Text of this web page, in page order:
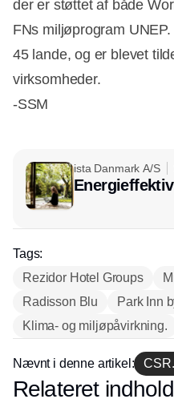
der er støttet af både
FNs miljøprogram
45 lande, og er blevet
virksomheder.
-SSM
ista Danmark A/S
Tags:
Rezidor Hotel Groups
Radisson Blu
Park Inn
Klima- og miljøpåvirkning.
Nævnt i denne artikel:
Relateret indhold